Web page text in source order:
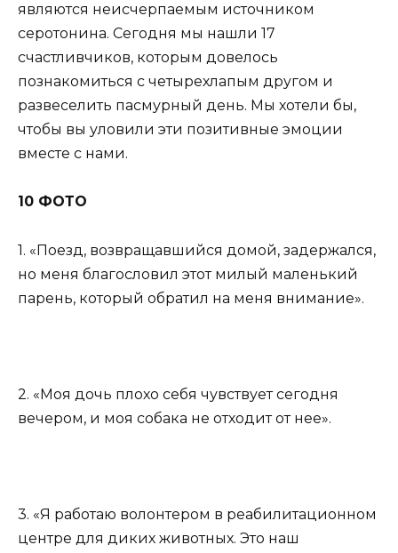
являются неисчерпаемым источником
серотонина. Сегодня мы нашли 17
счастливчиков, которым довелось
познакомиться с четырехлапым другом и
развеселить пасмурный день. Мы хотели бы,
чтобы вы уловили эти позитивные эмоции
вместе с нами.
10 ФОТО
1. «Поезд, возвращавшийся домой, задержался,
но меня благословил этот милый маленький
парень, который обратил на меня внимание».
2. «Моя дочь плохо себя чувствует сегодня
вечером, и моя собака не отходит от нее».
3. «Я работаю волонтером в реабилитационном
центре для диких животных. Это наш